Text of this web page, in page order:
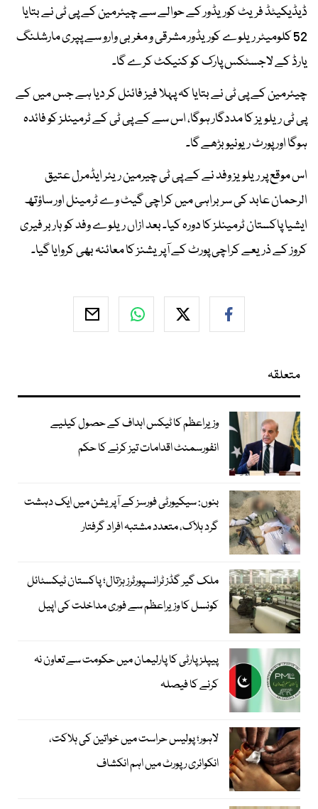
ڈیڈیکیٹڈ فریٹ کوریڈور کے حوالے سے چیئرمین کے پی ٹی نے بتایا
52 کلومیٹر ریلوے کوریڈور مشرقی و مغربی وارو سے پپری مارشلنگ
یارڈ کے لاجسٹکس پارک کو کنیکٹ کرے گا۔
چیئرمین کے پی ٹی نے بتایا کہ پہلا فیز فائنل کر دیا ہے جس میں کے
پی ٹی ریلویز کا مددگار ہوگا، اس سے کے پی ٹی کے ٹرمینلز کو فائدہ
ہوگا اور پورٹ ریونیو بڑھے گا۔
اس موقع پر ریلویز وفد نے کے پی ٹی چیرمین ریئر ایڈمرل عتیق
الرحمان عابد کی سربراہی میں کراچی گیٹ وے ٹرمینل اور ساؤتھ
ایشیا پاکستان ٹرمینلز کا دورہ کیا۔ بعد ازاں ریلوے وفد کو ہاربر فیری
کروز کے ذریعے کراچی پورٹ کے آپریشنز کا معائنہ بھی کروایا گیا۔
متعلقہ
وزیراعظم کا ٹیکس اہداف کے حصول کیلیے
انفورسمنٹ اقدامات تیز کرنے کا حکم
بنوں: سیکیورٹی فورسز کے آپریشن میں ایک دہشت
گرد ہلاک، متعدد مشتبہ افراد گرفتار
ملک گیر گڈز ٹرانسپورٹرز ہڑتال؛ پاکستان ٹیکسٹائل
کونسل کا وزیراعظم سے فوری مداخلت کی اپیل
پیپلزپارٹی کا پارلیمان میں حکومت سے تعاون نہ
کرنے کا فیصلہ
لاہور؛ پولیس حراست میں خواتین کی ہلاکت،
انکوائری رپورٹ میں اہم انکشاف